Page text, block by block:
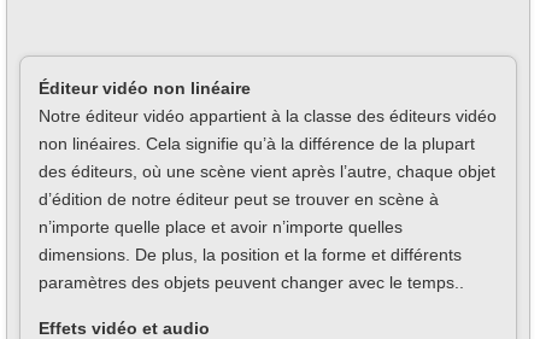
Éditeur vidéo non linéaire
Notre éditeur vidéo appartient à la classe des éditeurs vidéo
non linéaires. Cela signifie qu’à la différence de la plupart
des éditeurs, où une scène vient après l’autre, chaque objet
d’édition de notre éditeur peut se trouver en scène à
n’importe quelle place et avoir n’importe quelles
dimensions. De plus, la position et la forme et différents
paramètres des objets peuvent changer avec le temps..
Effets vidéo et audio